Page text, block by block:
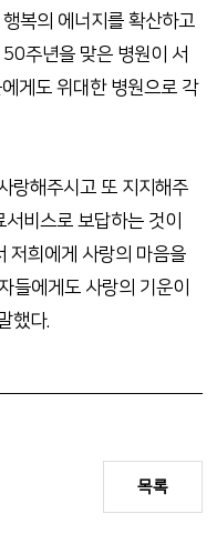
복의 에너지를 확산하고
주년을 맞은 병원이 서
게도 위대한 병원으로 각
랑해주시고 또 지지해주
비스로 보답하는 것이
저희에게 사랑의 마음을
들에게도 사랑의 기운이
했다.
목록